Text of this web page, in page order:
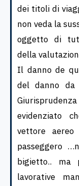
dei titoli di
non veda la
oggetto di
della
Il danno de
del danno da
evidenziato
vettore
passeggero
bigietto.. ma
lavorative